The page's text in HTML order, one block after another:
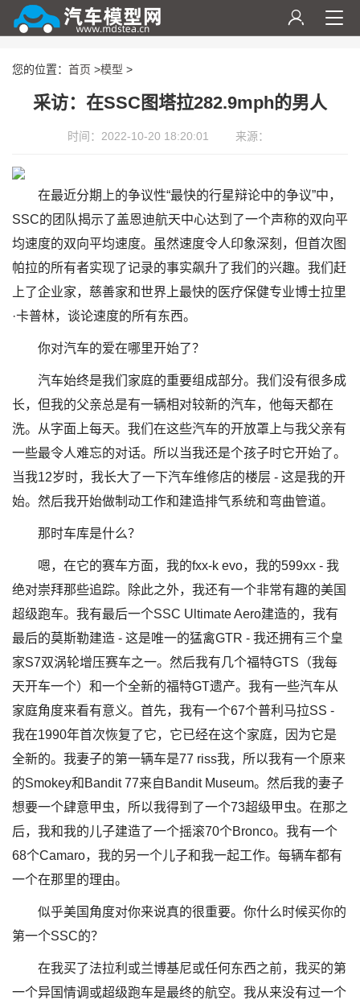
您的位置： 首页 >模型 >
采访：在SSC图塔拉282.9mph的男人
时间：2022-10-20 18:20:01 来源：
在最近分期上的争议性“最快的行星辩论中的争议”中，
SSC的团队揭示了盖恩迪航天中心达到了一个声称的双向平
均速度的双向平均速度。虽然速度令人印象深刻，但首次图
帕拉的所有者实现了记录的事实飙升了我们的兴趣。我们赶
上了企业家，慈善家和世界上最快的医疗保健专业博士拉里
·卡普林，谈论速度的所有东西。
你对汽车的爱在哪里开始了？
汽车始终是我们家庭的重要组成部分。我们没有很多成
长，但我的父亲总是有一辆相对较新的汽车，他每天都在
洗。从字面上每天。我们在这些汽车的开放罩上与我父亲有
一些最令人难忘的对话。所以当我还是个孩子时它开始了。
当我12岁时，我长大了一下汽车维修店的楼层 - 这是我的开
始。然后我开始做制动工作和建造排气系统和弯曲管道。
那时车库是什么？
嗯，在它的赛车方面，我的fxx-k evo，我的599xx - 我
绝对崇拜那些追踪。除此之外，我还有一个非常有趣的美国
超级跑车。我有最后一个SSC Ultimate Aero建造的，我有
最后的莫斯勒建造 - 这是唯一的猛禽GTR - 我还拥有三个皇
家S7双涡轮增压赛车之一。然后我有几个福特GTS（我每
天开车一个）和一个全新的福特GT遗产。我有一些汽车从
家庭角度来看有意义。首先，我有一个67个普利马拉SS -
我在1990年首次恢复了它，它已经在这个家庭，因为它是
全新的。我妻子的第一辆车是77 riss我，所以我有一个原来
的Smokey和Bandit 77来自Bandit Museum。然后我的妻子
想要一个肆意甲虫，所以我得到了一个73超级甲虫。在那之
后，我和我的儿子建造了一个摇滚70个Bronco。我有一个
68个Camaro，我的另一个儿子和我一起工作。每辆车都有
一个在那里的理由。
似乎美国角度对你来说真的很重要。你什么时候买你的
第一个SSC的？
在我买了法拉利或兰博基尼或任何东西之前，我买的第
一个异国情调或超级跑车是最终的航空。我从来没有过一个